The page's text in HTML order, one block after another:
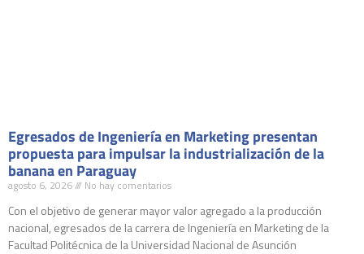
Egresados de Ingeniería en Marketing presentan
propuesta para impulsar la industrialización de la
banana en Paraguay
agosto 6, 2026 No hay comentarios
Con el objetivo de generar mayor valor agregado a la producción
nacional, egresados de la carrera de Ingeniería en Marketing de la
Facultad Politécnica de la Universidad Nacional de Asunción